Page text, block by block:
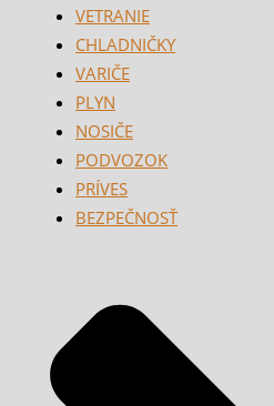
VETRANIE
CHLADNIČKY
VARIČE
PLYN
NOSIČE
PODVOZOK
PRÍVES
BEZPEČNOSŤ